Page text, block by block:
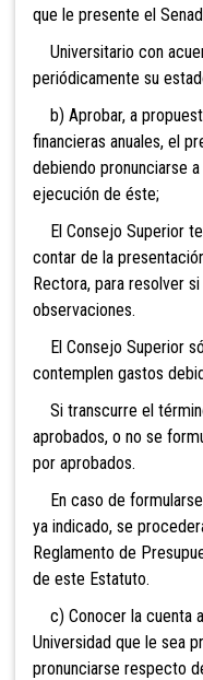
que le presente el
Universitario con
periódicamente su
b) Aprobar, a
financieras anuales, el
debiendo pronunciarse
ejecución de éste;
El Consejo Superior
contar de la
Rectora, para resolver
observaciones.
El Consejo Superior
contemplen gastos
Si transcurre el
aprobados, o no se
por aprobados.
En caso de
ya indicado, se
Reglamento de
de este Estatuto.
c) Conocer la cuenta
Universidad que le sea
pronunciarse respecto